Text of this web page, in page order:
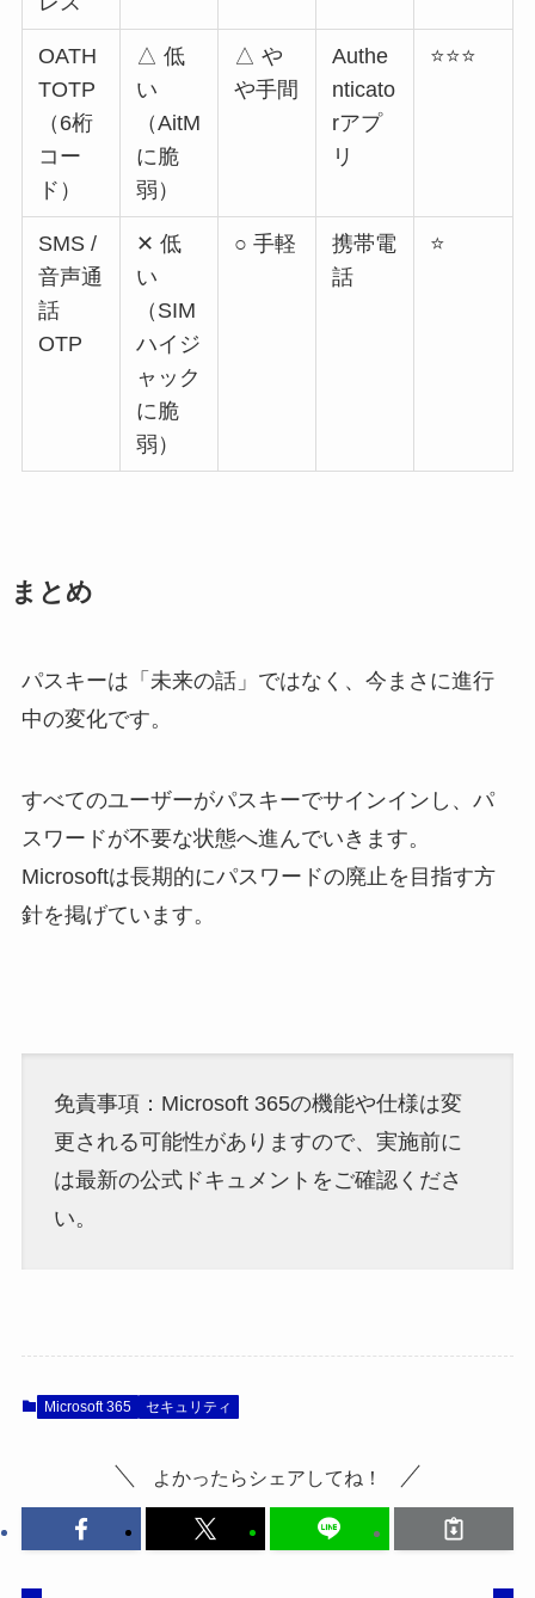
OATH
TOTP
（6桁
コー
ド）
△ 低
い
（AitM
に脆
弱）
△ や
や手間
Authe
nticato
rアプ
リ
⭐⭐⭐
SMS /
音声通
話
OTP
✕ 低
い
（SIM
ハイジ
ャック
に脆
弱）
○ 手軽
携帯電
話
⭐
まとめ
パスキーは「未来の話」ではなく、今まさに進行
中の変化です。
すべてのユーザーがパスキーでサインインし、パ
スワードが不要な状態へ進んでいきます。
Microsoftは長期的にパスワードの廃止を目指す方
針を掲げています。
免責事項：Microsoft 365の機能や仕様は変
更される可能性がありますので、実施前に
は最新の公式ドキュメントをご確認くださ
い。
Microsoft 365 セキュリティ
よかったらシェアしてね！